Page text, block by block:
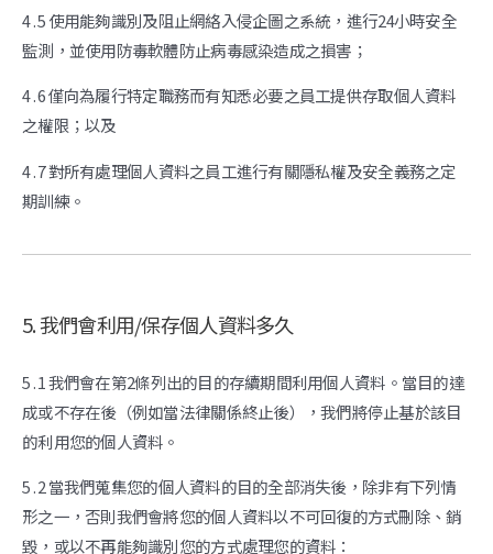
4 . 5 使用能夠識別及阻止網絡入侵企圖之系統，進行24小時安全
監測，並使用防毒軟體防止病毒感染造成之損害；
4 . 6 僅向為履行特定職務而有知悉必要之員工提供存取個人資料
之權限；以及
4 . 7 對所有處理個人資料之員工進行有關隱私權及安全義務之定
期訓練。
5. 我們會利用/保存個人資料多久
5 . 1 我們會在第2條列出的目的存續期間利用個人資料。當目的達
成或不存在後（例如當法律關係終止後），我們將停止基於該目
的利用您的個人資料。
5 . 2 當我們蒐集您的個人資料的目的全部消失後，除非有下列情
形之一，否則我們會將您的個人資料以不可回復的方式刪除、銷
毀，或以不再能夠識別您的方式處理您的資料：